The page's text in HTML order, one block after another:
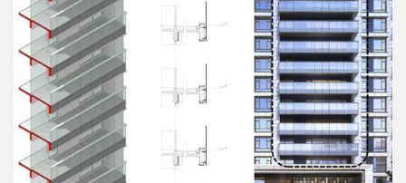
⊙玻璃面凸窗的BIM模型及节点